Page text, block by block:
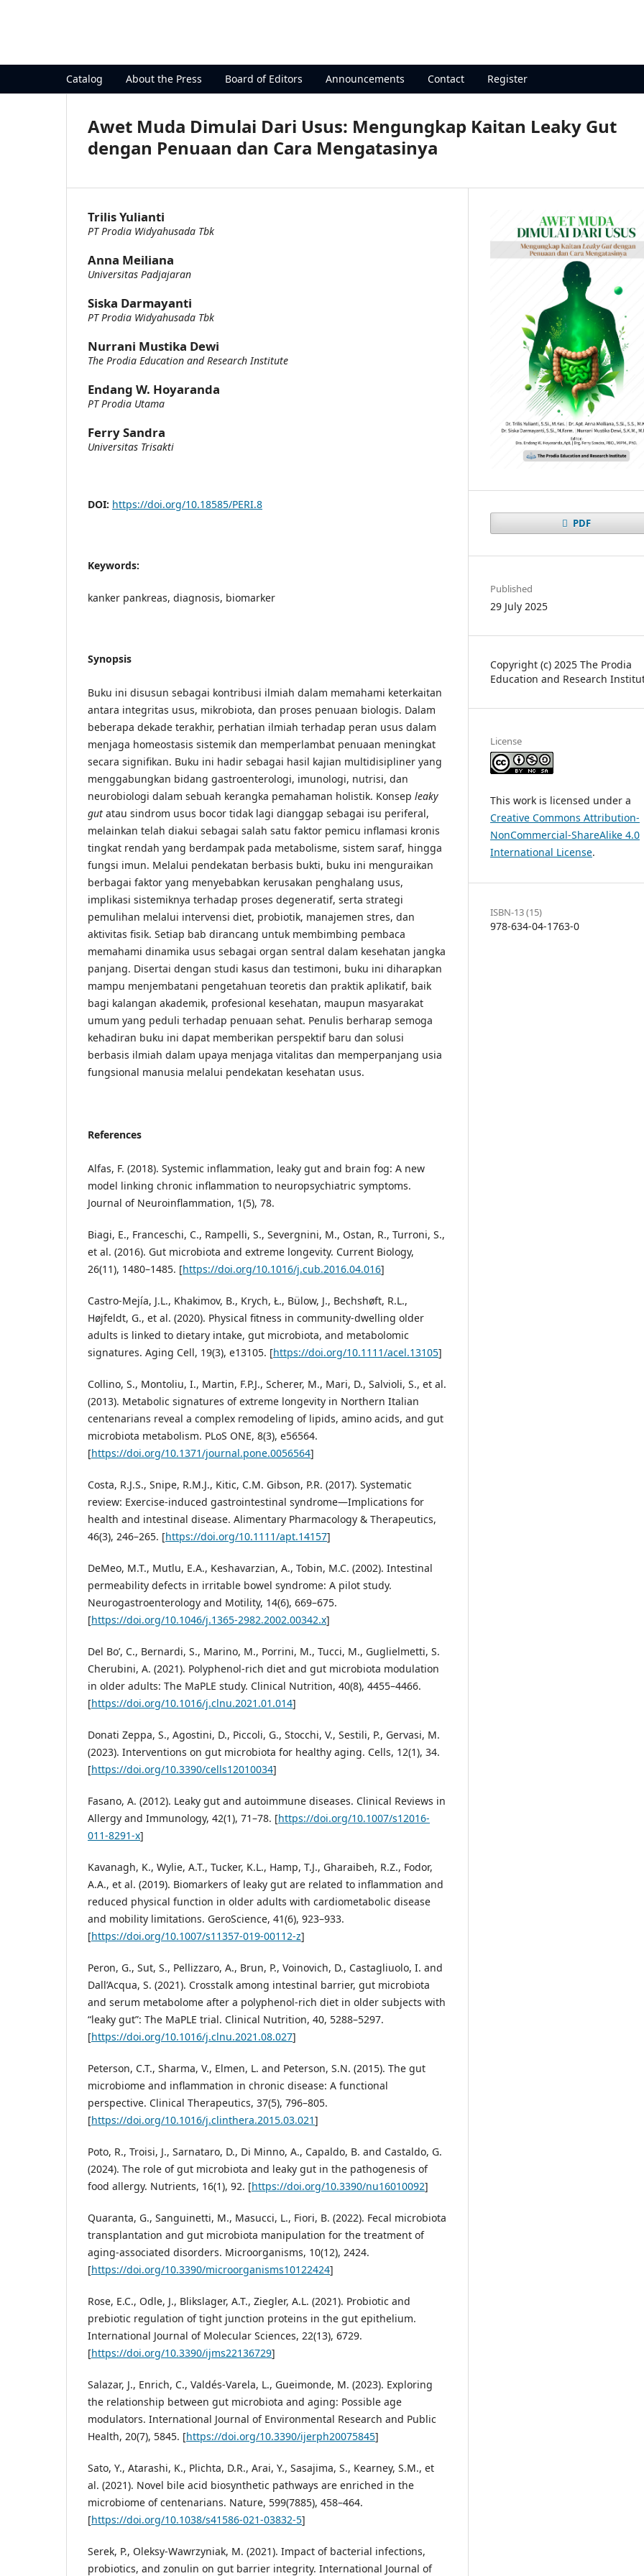
Catalog About the Press Board of Editors Announcements Contact Register
Awet Muda Dimulai Dari Usus: Mengungkap Kaitan Leaky Gut
dengan Penuaan dan Cara Mengatasinya
Trilis Yulianti
PT Prodia Widyahusada Tbk
Anna Meiliana
Universitas Padjajaran
Siska Darmayanti
PT Prodia Widyahusada Tbk
Nurrani Mustika Dewi
The Prodia Education and Research Institute
Endang W. Hoyaranda
PT Prodia Utama
Ferry Sandra
Universitas Trisakti
DOI: https://doi.org/10.18585/PERI.8
Keywords:
kanker pankreas, diagnosis, biomarker
Synopsis
Buku ini disusun sebagai kontribusi ilmiah dalam memahami keterkaitan
antara integritas usus, mikrobiota, dan proses penuaan biologis. Dalam
beberapa dekade terakhir, perhatian ilmiah terhadap peran usus dalam
menjaga homeostasis sistemik dan memperlambat penuaan meningkat
secara signifikan. Buku ini hadir sebagai hasil kajian multidisipliner yang
menggabungkan bidang gastroenterologi, imunologi, nutrisi, dan
neurobiologi dalam sebuah kerangka pemahaman holistik. Konsep leaky
gut atau sindrom usus bocor tidak lagi dianggap sebagai isu periferal,
melainkan telah diakui sebagai salah satu faktor pemicu inflamasi kronis
tingkat rendah yang berdampak pada metabolisme, sistem saraf, hingga
fungsi imun. Melalui pendekatan berbasis bukti, buku ini menguraikan
berbagai faktor yang menyebabkan kerusakan penghalang usus,
implikasi sistemiknya terhadap proses degeneratif, serta strategi
pemulihan melalui intervensi diet, probiotik, manajemen stres, dan
aktivitas fisik. Setiap bab dirancang untuk membimbing pembaca
memahami dinamika usus sebagai organ sentral dalam kesehatan jangka
panjang. Disertai dengan studi kasus dan testimoni, buku ini diharapkan
mampu menjembatani pengetahuan teoretis dan praktik aplikatif, baik
bagi kalangan akademik, profesional kesehatan, maupun masyarakat
umum yang peduli terhadap penuaan sehat. Penulis berharap semoga
kehadiran buku ini dapat memberikan perspektif baru dan solusi
berbasis ilmiah dalam upaya menjaga vitalitas dan memperpanjang usia
fungsional manusia melalui pendekatan kesehatan usus.
References
Alfas, F. (2018). Systemic inflammation, leaky gut and brain fog: A new
model linking chronic inflammation to neuropsychiatric symptoms.
Journal of Neuroinflammation, 1(5), 78.
Biagi, E., Franceschi, C., Rampelli, S., Severgnini, M., Ostan, R., Turroni, S.,
et al. (2016). Gut microbiota and extreme longevity. Current Biology,
26(11), 1480–1485. [https://doi.org/10.1016/j.cub.2016.04.016]
Castro-Mejía, J.L., Khakimov, B., Krych, Ł., Bülow, J., Bechshøft, R.L.,
Højfeldt, G., et al. (2020). Physical fitness in community-dwelling older
adults is linked to dietary intake, gut microbiota, and metabolomic
signatures. Aging Cell, 19(3), e13105. [https://doi.org/10.1111/acel.13105]
Collino, S., Montoliu, I., Martin, F.P.J., Scherer, M., Mari, D., Salvioli, S., et al.
(2013). Metabolic signatures of extreme longevity in Northern Italian
centenarians reveal a complex remodeling of lipids, amino acids, and gut
microbiota metabolism. PLoS ONE, 8(3), e56564.
[https://doi.org/10.1371/journal.pone.0056564]
Costa, R.J.S., Snipe, R.M.J., Kitic, C.M. Gibson, P.R. (2017). Systematic
review: Exercise-induced gastrointestinal syndrome—Implications for
health and intestinal disease. Alimentary Pharmacology & Therapeutics,
46(3), 246–265. [https://doi.org/10.1111/apt.14157]
DeMeo, M.T., Mutlu, E.A., Keshavarzian, A., Tobin, M.C. (2002). Intestinal
permeability defects in irritable bowel syndrome: A pilot study.
Neurogastroenterology and Motility, 14(6), 669–675.
[https://doi.org/10.1046/j.1365-2982.2002.00342.x]
Del Bo’, C., Bernardi, S., Marino, M., Porrini, M., Tucci, M., Guglielmetti, S.
Cherubini, A. (2021). Polyphenol-rich diet and gut microbiota modulation
in older adults: The MaPLE study. Clinical Nutrition, 40(8), 4455–4466.
[https://doi.org/10.1016/j.clnu.2021.01.014]
Donati Zeppa, S., Agostini, D., Piccoli, G., Stocchi, V., Sestili, P., Gervasi, M.
(2023). Interventions on gut microbiota for healthy aging. Cells, 12(1), 34.
[https://doi.org/10.3390/cells12010034]
Fasano, A. (2012). Leaky gut and autoimmune diseases. Clinical Reviews in
Allergy and Immunology, 42(1), 71–78. [https://doi.org/10.1007/s12016-
011-8291-x]
Kavanagh, K., Wylie, A.T., Tucker, K.L., Hamp, T.J., Gharaibeh, R.Z., Fodor,
A.A., et al. (2019). Biomarkers of leaky gut are related to inflammation and
reduced physical function in older adults with cardiometabolic disease
and mobility limitations. GeroScience, 41(6), 923–933.
[https://doi.org/10.1007/s11357-019-00112-z]
Peron, G., Sut, S., Pellizzaro, A., Brun, P., Voinovich, D., Castagliuolo, I. and
Dall’Acqua, S. (2021). Crosstalk among intestinal barrier, gut microbiota
and serum metabolome after a polyphenol-rich diet in older subjects with
“leaky gut”: The MaPLE trial. Clinical Nutrition, 40, 5288–5297.
[https://doi.org/10.1016/j.clnu.2021.08.027]
Peterson, C.T., Sharma, V., Elmen, L. and Peterson, S.N. (2015). The gut
microbiome and inflammation in chronic disease: A functional
perspective. Clinical Therapeutics, 37(5), 796–805.
[https://doi.org/10.1016/j.clinthera.2015.03.021]
Poto, R., Troisi, J., Sarnataro, D., Di Minno, A., Capaldo, B. and Castaldo, G.
(2024). The role of gut microbiota and leaky gut in the pathogenesis of
food allergy. Nutrients, 16(1), 92. [https://doi.org/10.3390/nu16010092]
Quaranta, G., Sanguinetti, M., Masucci, L., Fiori, B. (2022). Fecal microbiota
transplantation and gut microbiota manipulation for the treatment of
aging-associated disorders. Microorganisms, 10(12), 2424.
[https://doi.org/10.3390/microorganisms10122424]
Rose, E.C., Odle, J., Blikslager, A.T., Ziegler, A.L. (2021). Probiotic and
prebiotic regulation of tight junction proteins in the gut epithelium.
International Journal of Molecular Sciences, 22(13), 6729.
[https://doi.org/10.3390/ijms22136729]
Salazar, J., Enrich, C., Valdés-Varela, L., Gueimonde, M. (2023). Exploring
the relationship between gut microbiota and aging: Possible age
modulators. International Journal of Environmental Research and Public
Health, 20(7), 5845. [https://doi.org/10.3390/ijerph20075845]
Sato, Y., Atarashi, K., Plichta, D.R., Arai, Y., Sasajima, S., Kearney, S.M., et
al. (2021). Novel bile acid biosynthetic pathways are enriched in the
microbiome of centenarians. Nature, 599(7885), 458–464.
[https://doi.org/10.1038/s41586-021-03832-5]
Serek, P., Oleksy-Wawrzyniak, M. (2021). Impact of bacterial infections,
probiotics, and zonulin on gut barrier integrity. International Journal of
PDF
Published
29 July 2025
Copyright (c) 2025 The Prodia
Education and Research
License
This work is licensed under a
Creative Commons Attribution-
NonCommercial-ShareAlike 4.0
International License.
ISBN-13 (15)
978-634-04-1763-0